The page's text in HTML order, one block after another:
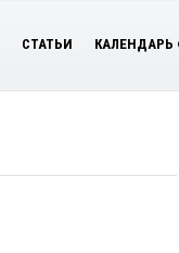
СТАТЬИ КАЛЕНДАРЬ